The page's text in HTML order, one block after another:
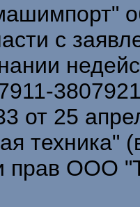
с
от 25
техника"
прав ООО